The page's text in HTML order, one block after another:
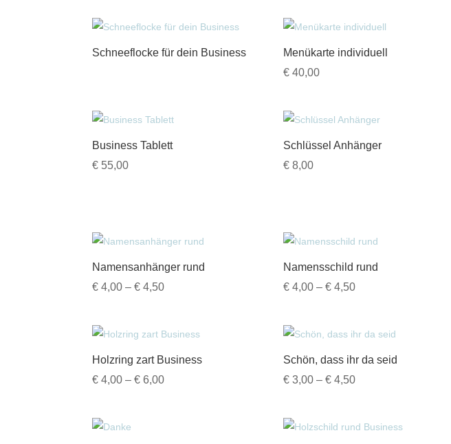
€ 4,50
Schneeflocke für dein Business
Menükarte individuell
€ 40,00
Business Tablett
€ 55,00
Schlüssel Anhänger
€ 8,00
Namensanhänger rund
€ 4,00 –€ 4,50Preisspanne:
€ 4,50
Namensschild rund
€ 4,00 –€ 4,50Preisspanne:
€ 4,50
Holzring zart Business
€ 4,00 –€ 6,00Preisspanne:
Schön, dass ihr da seid
€ 3,00 –€ 4,50Preisspanne:
€ 4,50